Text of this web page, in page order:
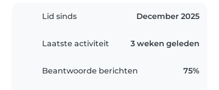
Lid sinds December 2025
Laatste activiteit 3 weken geleden
Beantwoorde berichten 75%